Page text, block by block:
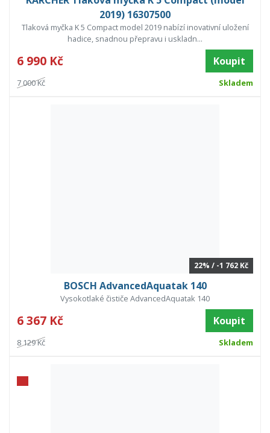
2019) 16307500
Tlaková myčka K 5 Compact model 2019 nabízí inovativní uložení
hadice, snadnou přepravu i uskladn...
6 990 Kč Koupit
7 000 Kč Skladem
22% / -1 762 Kč
BOSCH AdvancedAquatak 140
Vysokotlaké čističe AdvancedAquatak 140
6 367 Kč Koupit
8 129 Kč Skladem